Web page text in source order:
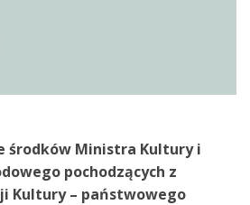
środków Ministra Kultury i
pochodzących z
Kultury – państwowego